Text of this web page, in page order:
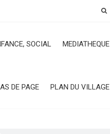
SOCIAL MEDIATHEQUE
DE PAGE PLAN DU VILLAGE